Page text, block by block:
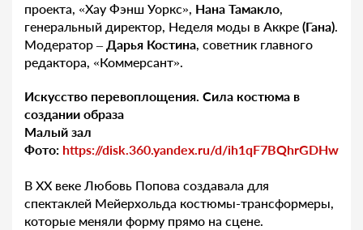
проекта, «Хау Фэнш Уоркс», Нана Тамакло,
генеральный директор, Неделя моды в Аккре (Гана).
Модератор – Дарья Костина, советник главного
редактора, «Коммерсант».
Искусство перевоплощения. Сила костюма в
создании образа
Малый зал
Фото: https://disk.360.yandex.ru/d/ih1qF7BQhrGDHw
В XX веке Любовь Попова создавала для
спектаклей Мейерхольда костюмы-трансформеры,
которые меняли форму прямо на сцене.